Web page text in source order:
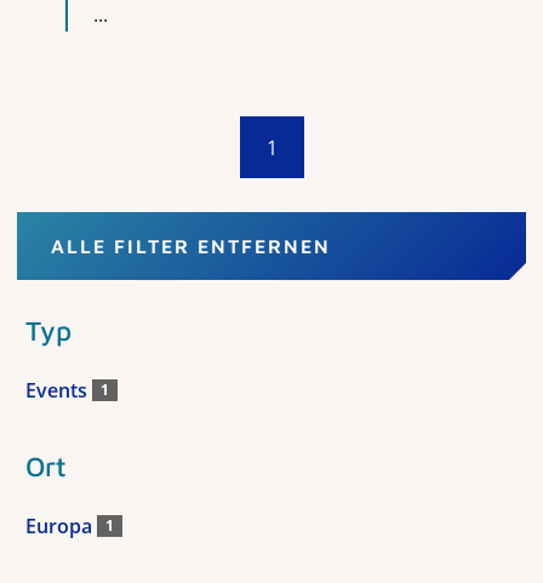
...
1
ALLE FILTER ENTFERNEN
Typ
Events 1
Ort
Europa 1